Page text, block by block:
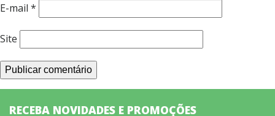
E-mail *
Site
RECEBA NOVIDADES E PROMOÇÕES